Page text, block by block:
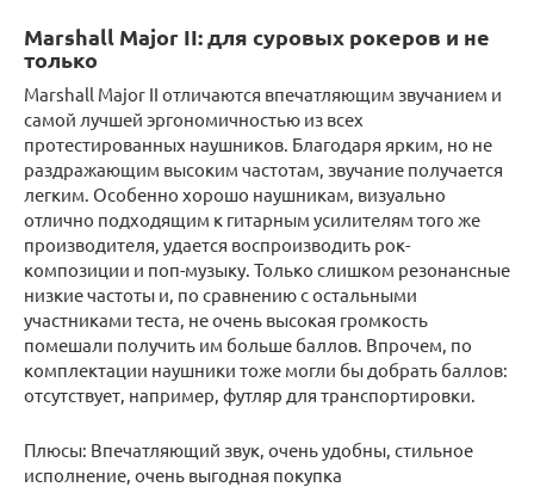
Marshall Major II: для суровых рокеров и не
только
Marshall Major II отличаются впечатляющим звучанием и
самой лучшей эргономичностью из всех
протестированных наушников. Благодаря ярким, но не
раздражающим высоким частотам, звучание получается
легким. Особенно хорошо наушникам, визуально
отлично подходящим к гитарным усилителям того же
производителя, удается воспроизводить рок-
композиции и поп-музыку. Только слишком резонансные
низкие частоты и, по сравнению с остальными
участниками теста, не очень высокая громкость
помешали получить им больше баллов. Впрочем, по
комплектации наушники тоже могли бы добрать баллов:
отсутствует, например, футляр для транспортировки.
Плюсы: Впечатляющий звук, очень удобны, стильное
исполнение, очень выгодная покупка